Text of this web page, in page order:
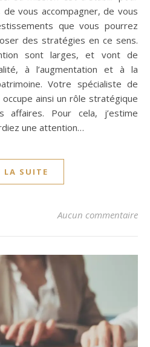
de vous accompagner, de vous
que vous pourrez
des stratégies en ce sens.
sont larges, et vont de
à l’augmentation et à la
Votre spécialiste de
ainsi un rôle stratégique
Pour cela, j’estime
une attention…
LA SUITE
Aucun commentaire